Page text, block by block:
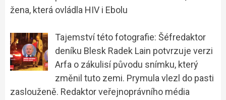
žena, která ovládla HIV i Ebolu
Tajemství této fotografie: Šéfredaktor
deníku Blesk Radek Lain potvrzuje verzi
Arfa o zákulisí původu snímku, který
změnil tuto zemi. Prymula vlezl do pasti
zaslouženě. Redaktor veřejnoprávního média